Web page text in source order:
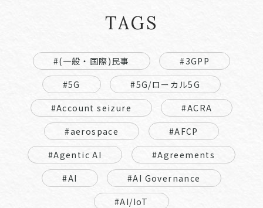
TAGS
#(一般・国際)民事
#3GPP
#5G
#5G/ローカル5G
#Account seizure
#ACRA
#aerospace
#AFCP
#Agentic AI
#Agreements
#AI
#AI Governance
#AI/IoT